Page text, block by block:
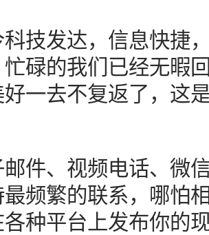
发达，信息快捷，
碌的我们已经无暇
一去不复返了，这
、视频电话、微信
频繁的联系，哪怕
各种平台上发布你的